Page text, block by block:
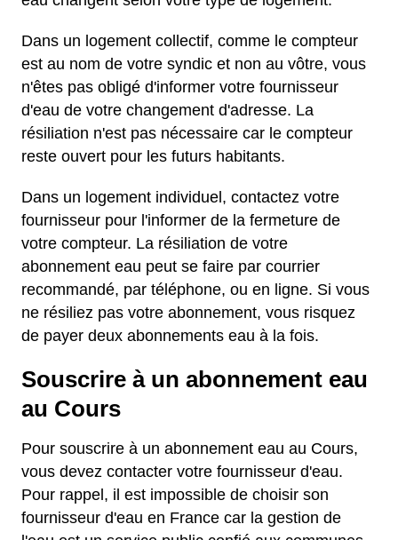
Dans un logement collectif, comme le compteur
est au nom de votre syndic et non au vôtre, vous
n'êtes pas obligé d'informer votre fournisseur
d'eau de votre changement d'adresse. La
résiliation n'est pas nécessaire car le compteur
reste ouvert pour les futurs habitants.
Dans un logement individuel, contactez votre
fournisseur pour l'informer de la fermeture de
votre compteur. La résiliation de votre
abonnement eau peut se faire par courrier
recommandé, par téléphone, ou en ligne. Si vous
ne résiliez pas votre abonnement, vous risquez
de payer deux abonnements eau à la fois.
Souscrire à un abonnement eau
au Cours
Pour souscrire à un abonnement eau au Cours,
vous devez contacter votre fournisseur d'eau.
Pour rappel, il est impossible de choisir son
fournisseur d'eau en France car la gestion de